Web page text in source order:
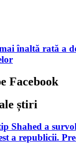
înaltă rată a
Facebook
știri
Shahed a
a republicii.